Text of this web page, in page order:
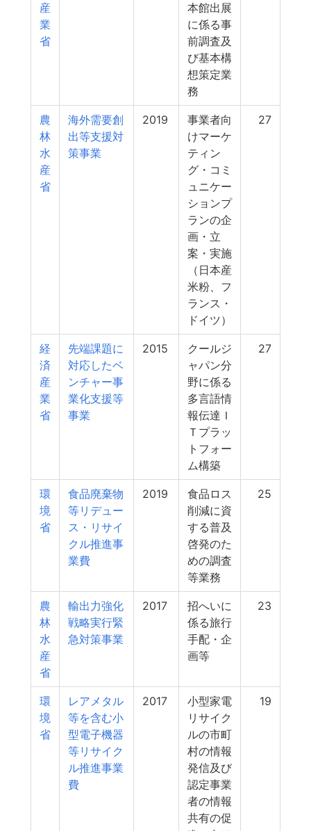
産
業
省
本館出展
に係る事
前調査及
び基本構
想策定業
務
農
林
水
産
省
海外需要創
出等支援対
策事業
2019
事業者向
けマーケ
ティン
グ・コミ
ュニケー
ションプ
ランの企
画・立
案・実施
（日本産
米粉、フ
ランス・
ドイツ）
27
経
済
産
業
省
先端課題に
対応したベ
ンチャー事
業化支援等
事業
2015
クールジ
ャパン分
野に係る
多言語情
報伝達Ｉ
Ｔプラッ
トフォー
ム構築
27
環
境
省
食品廃棄物
等リデュー
ス・リサイ
クル推進事
業費
2019
食品ロス
削減に資
する普及
啓発のた
めの調査
等業務
25
農
林
水
産
省
輸出力強化
戦略実行緊
急対策事業
2017
招へいに
係る旅行
手配・企
画等
23
環
境
省
レアメタル
等を含む小
型電子機器
等リサイク
ル推進事業
費
2017
小型家電
リサイク
ルの市町
村の情報
発信及び
認定事業
者の情報
共有の促
19